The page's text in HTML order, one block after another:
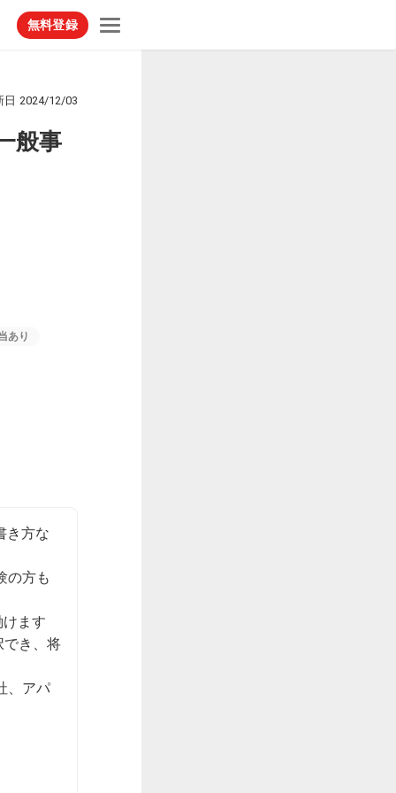
無料登録
日 2024/12/03
般事
あり
き方な
の方も
ます
でき、将
、アパ